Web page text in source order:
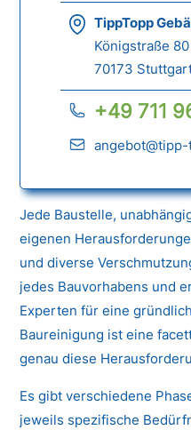
TippTopp
Königstraße 80
70173
+49 711
Jede Baustelle,
eigenen
und diverse
jedes Bauvorhabens und
Experten für eine
Baureinigung ist eine
genau diese
Es gibt verschiedene
jeweils spezifische